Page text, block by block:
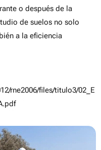
o después de la
de suelos no solo
a la eficiencia
rne2006/files/titulo3/02_E